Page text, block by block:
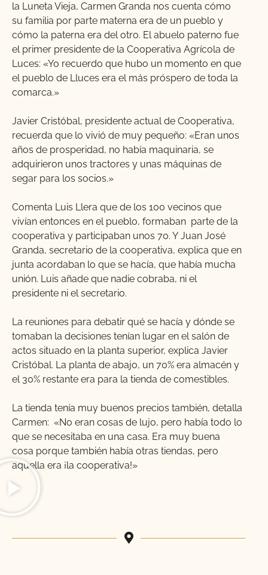
la Luneta Vieja, Carmen Granda nos cuenta cómo
su familia por parte materna era de un pueblo y
cómo la paterna era del otro. El abuelo paterno fue
el primer presidente de la Cooperativa Agrícola de
Luces: «Yo recuerdo que hubo un momento en que
el pueblo de Lluces era el más próspero de toda la
comarca.»
Javier Cristóbal, presidente actual de Cooperativa,
recuerda que lo vivió de muy pequeño: «Eran unos
años de prosperidad, no había maquinaria, se
adquirieron unos tractores y unas máquinas de
segar para los socios.»
Comenta Luis Llera que de los 100 vecinos que
vivían entonces en el pueblo, formaban parte de la
cooperativa y participaban unos 70. Y Juan José
Granda, secretario de la cooperativa, explica que en
junta acordaban lo que se hacía, que había mucha
unión. Luis añade que nadie cobraba, ni el
presidente ni el secretario.
La reuniones para debatir qué se hacía y dónde se
tomaban la decisiones tenían lugar en el salón de
actos situado en la planta superior, explica Javier
Cristóbal. La planta de abajo, un 70% era almacén y
el 30% restante era para la tienda de comestibles.
La tienda tenía muy buenos precios también, detalla
Carmen: «No eran cosas de lujo, pero había todo lo
que se necesitaba en una casa. Era muy buena
cosa porque también había otras tiendas, pero
aquella era ¡la cooperativa!»